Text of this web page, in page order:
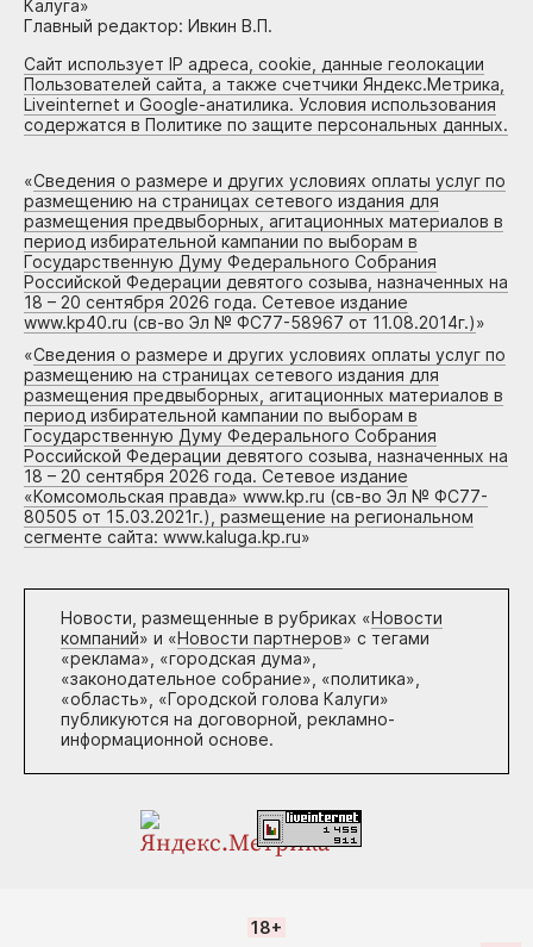
Калуга»
Главный редактор: Ивкин В.П.
Сайт использует IP адреса, cookie, данные геолокации
Пользователей сайта, а также счетчики Яндекс.Метрика,
Liveinternet и Google-анатилика. Условия использования
содержатся в Политике по защите персональных данных.
«Сведения о размере и других условиях оплаты услуг по
размещению на страницах сетевого издания для
размещения предвыборных, агитационных материалов в
период избирательной кампании по выборам в
Государственную Думу Федерального Собрания
Российской Федерации девятого созыва, назначенных на
18 – 20 сентября 2026 года. Сетевое издание
www.kp40.ru (св-во Эл № ФС77-58967 от 11.08.2014г.)»
«Сведения о размере и других условиях оплаты услуг по
размещению на страницах сетевого издания для
размещения предвыборных, агитационных материалов в
период избирательной кампании по выборам в
Государственную Думу Федерального Собрания
Российской Федерации девятого созыва, назначенных на
18 – 20 сентября 2026 года. Сетевое издание
«Комсомольская правда» www.kp.ru (св-во Эл № ФС77-
80505 от 15.03.2021г.), размещение на региональном
сегменте сайта: www.kaluga.kp.ru»
Новости, размещенные в рубриках «Новости
компаний» и «Новости партнеров» с тегами
«реклама», «городская дума»,
«законодательное собрание», «политика»,
«область», «Городской голова Калуги»
публикуются на договорной, рекламно-
информационной основе.
18+